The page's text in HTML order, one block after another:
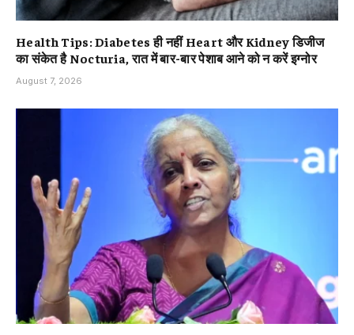
Health Tips: Diabetes ही नहीं Heart और Kidney डिजीज
का संकेत है Nocturia, रात में बार-बार पेशाब आने को न करें इग्नोर
August 7, 2026